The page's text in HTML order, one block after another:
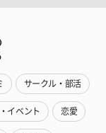
サークル・部活
イベント 恋愛